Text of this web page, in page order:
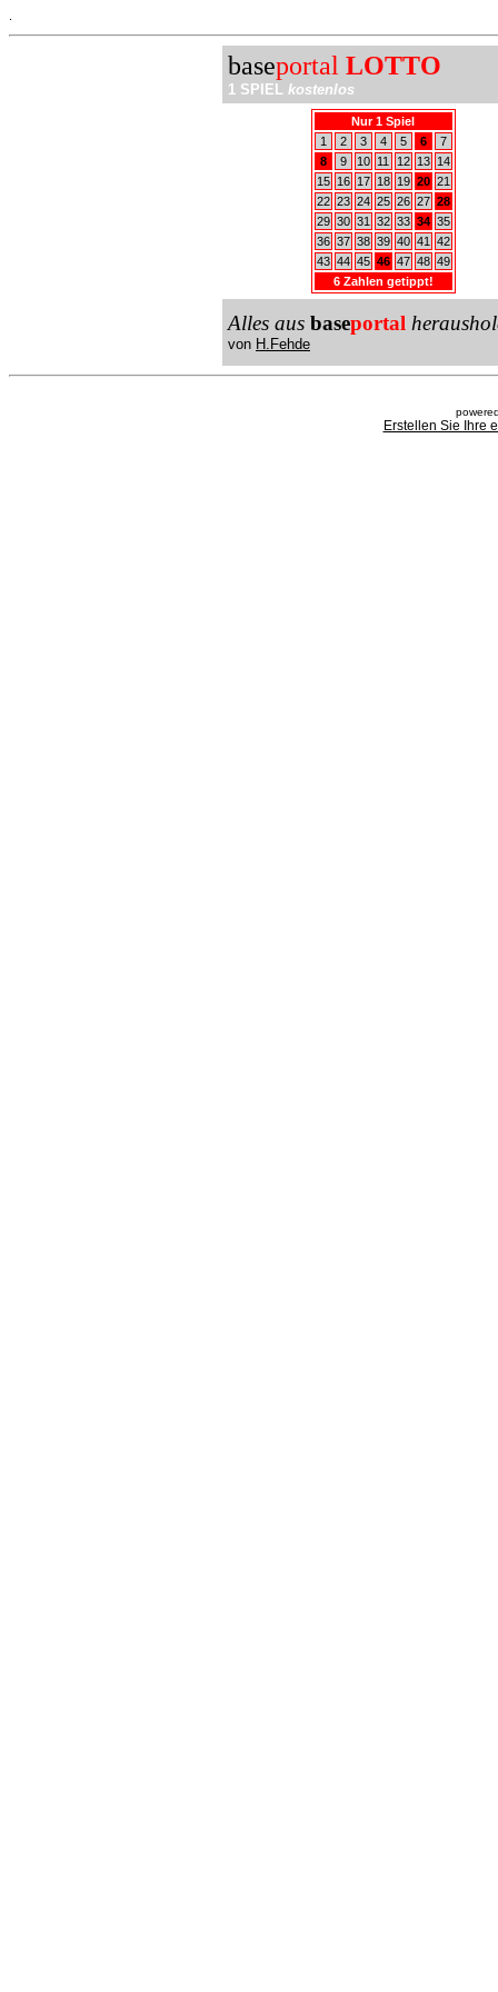
baseportal LOTTO
1 SPIEL kostenlos
Nur 1 Spiel
1
2 3 4 5 6
7
8
9 10 11 12 13
14
15
16 17 18 19 20 21
22 23 24 25 26 27 28
29 30 31 32 33 34 35
36 37 38 39 40 41
42
43 44 45 46 47 48 49
6 Zahlen getippt!
Alles aus baseportal
von H.Fehde
Erstellen Sie Ihre